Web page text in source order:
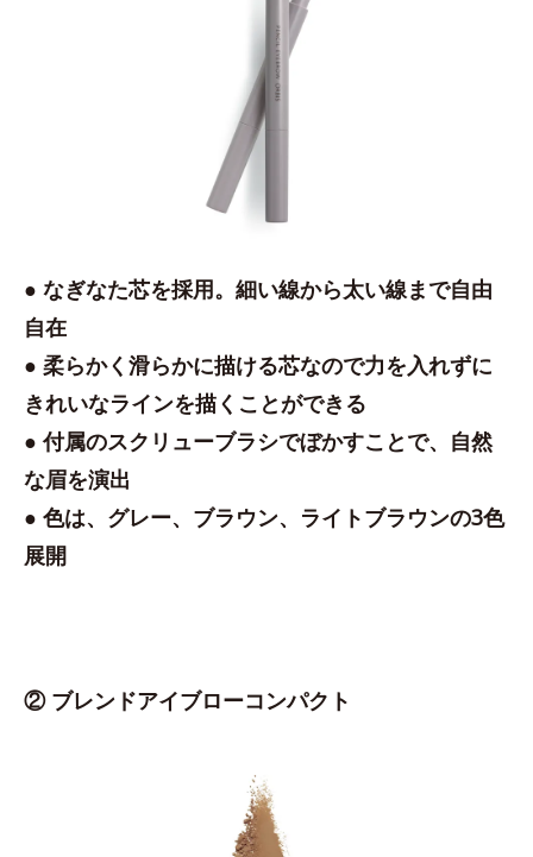
● なぎなた芯を採用。細い線から太い線まで自由
自在
● 柔らかく滑らかに描ける芯なので力を入れずに
きれいなラインを描くことができる
● 付属のスクリューブラシでぼかすことで、自然
な眉を演出
● 色は、グレー、ブラウン、ライトブラウンの3色
展開
② ブレンドアイブローコンパクト